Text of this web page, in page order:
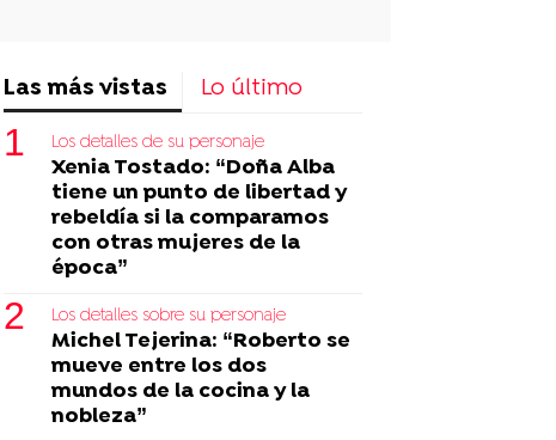
Las más vistas Lo último
Los detalles de su personaje
Xenia Tostado: “Doña Alba
tiene un punto de libertad y
rebeldía si la comparamos
con otras mujeres de la
época”
Los detalles sobre su personaje
Michel Tejerina: “Roberto se
mueve entre los dos
mundos de la cocina y la
nobleza”